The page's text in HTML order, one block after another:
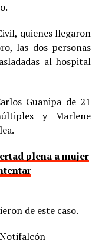
quienes llegaron
las dos personas
al hospital
Guanipa de 21
y Marlene
plena a mujer
de este caso.